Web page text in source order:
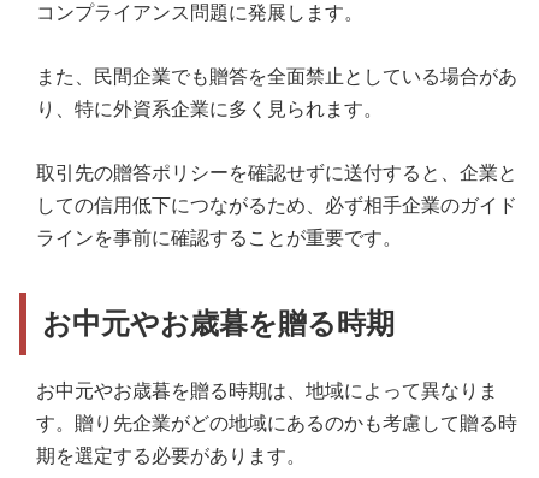
コンプライアンス問題に発展します。
また、民間企業でも贈答を全面禁止としている場合があ
り、特に外資系企業に多く見られます。
取引先の贈答ポリシーを確認せずに送付すると、企業と
しての信用低下につながるため、必ず相手企業のガイド
ラインを事前に確認することが重要です。
お中元やお歳暮を贈る時期
お中元やお歳暮を贈る時期は、地域によって異なりま
す。贈り先企業がどの地域にあるのかも考慮して贈る時
期を選定する必要があります。